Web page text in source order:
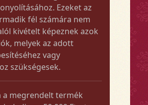
Ezeket az
fél számára nem
kivételt képeznek azok
melyek az adott
vagy
szükségesek.
a megrendelt termék